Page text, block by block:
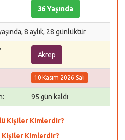
36 Yaşında
8 aylık, 28 günlüktür
Akrep
10 Kasım 2026 Salı
95 gün kaldı
Kişiler Kimlerdir?
Kişiler Kimlerdir?